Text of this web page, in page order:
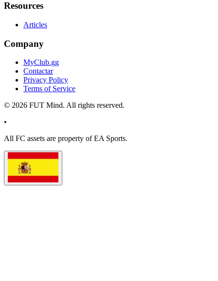
Resources
Articles
Company
MyClub.gg
Contactar
Privacy Policy
Terms of Service
© 2026 FUT Mind. All rights reserved.
•
All FC assets are property of EA Sports.